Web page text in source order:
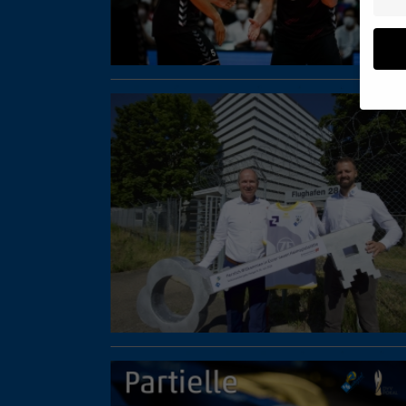
Wir
B.
Sie
Hier